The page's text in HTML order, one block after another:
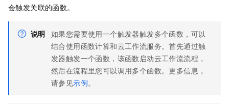
会触发关联的函数。
说明 如果您需要使用一个触发器触发多个函数，可以
结合使用函数计算和云工作流服务。首先通过触
发器触发一个函数，该函数启动云工作流流程，
然后在流程里您可以调用多个函数。更多信息，
请参见示例。